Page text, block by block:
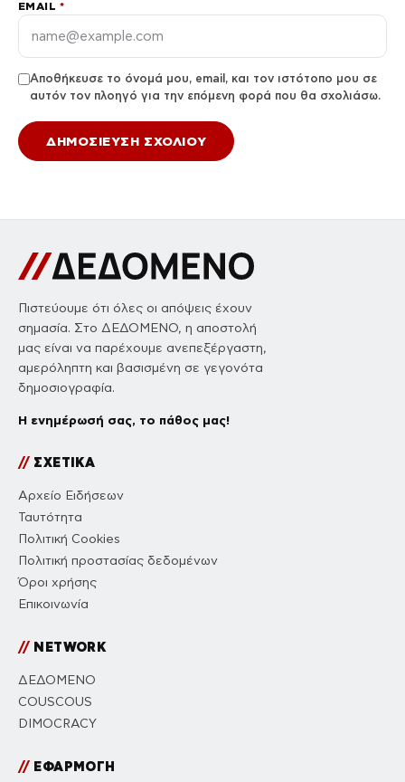
EMAIL *
Αποθήκευσε το όνομά μου, email, και τον ιστότοπο μου σε
αυτόν τον πλοηγό για την επόμενη φορά που θα σχολιάσω.
Πιστεύουμε ότι όλες οι απόψεις έχουν
σημασία. Στο ΔΕΔΟΜΕΝΟ, η αποστολή
μας είναι να παρέχουμε ανεπεξέργαστη,
αμερόληπτη και βασισμένη σε γεγονότα
δημοσιογραφία.
Η ενημέρωσή σας, το πάθος μας!
//ΣΧΕΤΙΚΑ
Αρχείο Ειδήσεων
Ταυτότητα
Πολιτική Cookies
Πολιτική προστασίας δεδομένων
Όροι χρήσης
Επικοινωνία
//NETWORK
ΔΕΔΟΜΕΝΟ
COUSCOUS
DIMOCRACY
//ΕΦΑΡΜΟΓΗ